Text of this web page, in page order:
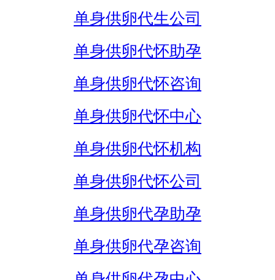
单身供卵代生公司
单身供卵代怀助孕
单身供卵代怀咨询
单身供卵代怀中心
单身供卵代怀机构
单身供卵代怀公司
单身供卵代孕助孕
单身供卵代孕咨询